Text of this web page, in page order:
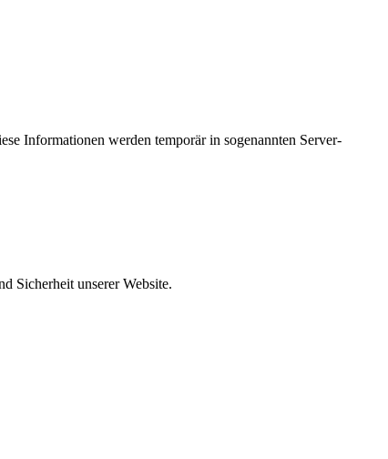
Informationen werden temporär in sogenannten Server-
Sicherheit unserer Website.